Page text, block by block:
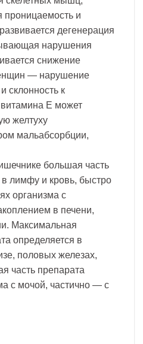
проницаемость и
дегенерация
нарушения
снижение
— нарушение
склонность к
Е может
желтуху
мальабсорбции,
большая часть
в лимфу и кровь, быстро
организма с
в печени,
Максимальная
определяется в
половых железах,
часть препарата
с мочой, частично — с